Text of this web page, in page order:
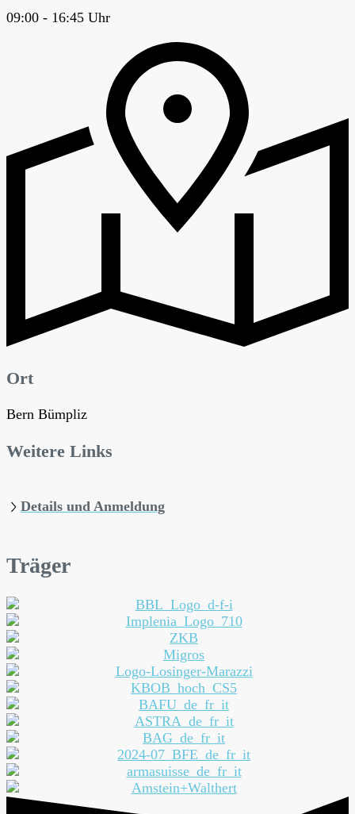
09:00 - 16:45 Uhr
Ort
Bern Bümpliz
Weitere Links
Details und Anmeldung
Träger